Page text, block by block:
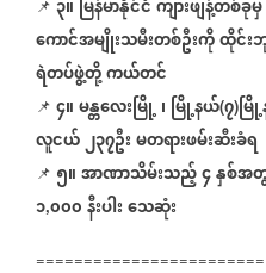
📌 ၃။ မြန်မာနိုင်ငံကျားဖျန့်တစ်ခုမှ
ကောင်အမျိုးသမီးတစ်ဦးကိုထိုင်း
ရဲတပ်ဖွဲ့တို့ကယ်တင်
📌 ၄။မန္တလေးမြို့၊ မြို့နယ်(၇)မ
လူငယ်၂၃၇ဦးမတရားဖမ်းဆီးခံရ
📌 ၅။အာဏာသိမ်းသည့်၄နှစ်အ
၁,၀၀၀နီးပါးသေဆုံး
========================